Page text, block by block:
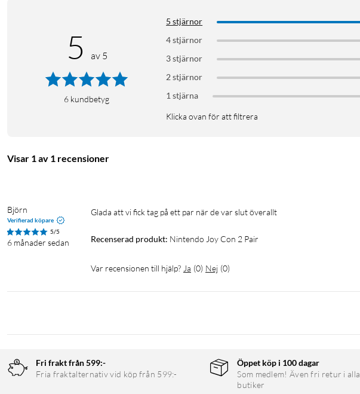
5 av 5
6 kundbetyg
5 stjärnor
4 stjärnor
3 stjärnor
2 stjärnor
1 stjärna
Klicka ovan för att filtrera
Visar 1 av 1 recensioner
Björn
Verifierad köpare
5/5
6 månader sedan
Glada att vi fick tag på ett par när de var slut överallt
Recenserad produkt: Nintendo Joy Con 2 Pair
Var recensionen till hjälp? Ja (0) Nej (0)
Fri frakt från 599:-
Fria fraktalternativ vid köp från 599:-
Öppet köp i 100 dagar
Som medlem! Även fri retur i alla
butiker